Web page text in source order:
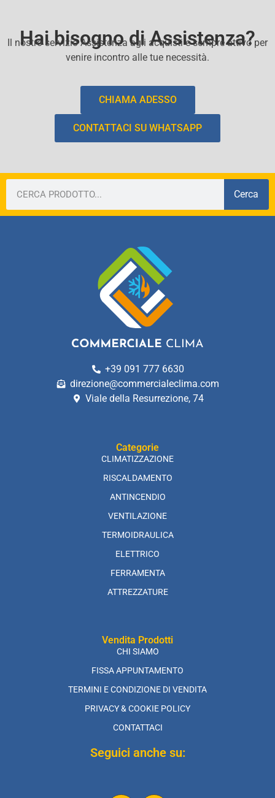
Hai bisogno di Assistenza?
Il nostro servizio Assistenza agli acquisti e sempre attivo per
venire incontro alle tue necessità.
CHIAMA ADESSO
CONTATTACI SU WHATSAPP
Cerca
+39 091 777 6630
direzione@commercialeclima.com
Viale della Resurrezione, 74
Categorie
CLIMATIZZAZIONE
RISCALDAMENTO
ANTINCENDIO
VENTILAZIONE
TERMOIDRAULICA
ELETTRICO
FERRAMENTA
ATTREZZATURE
Vendita Prodotti
CHI SIAMO
FISSA APPUNTAMENTO
TERMINI E CONDIZIONE DI VENDITA
PRIVACY & COOKIE POLICY
CONTATTACI
Seguici anche su: